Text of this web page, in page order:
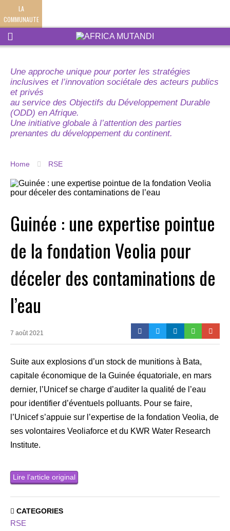
LA
COMMUNAUTE
Une approche unique pour porter les stratégies
inclusives et l’innovation sociétale des acteurs publics
et privés
au service des Objectifs du Développement Durable
(ODD) en Afrique.
Une initiative globale à l’attention des parties
prenantes du développement du continent.
Home RSE
Guinée : une expertise pointue
de la fondation Veolia pour
déceler des contaminations de
l’eau
7 août 2021
Suite aux explosions d’un stock de munitions à Bata,
capitale économique de la Guinée équatoriale, en mars
dernier, l’Unicef se charge d’auditer la qualité de l’eau
pour identifier d’éventuels polluants. Pour se faire,
l’Unicef s’appuie sur l’expertise de la fondation Veolia, de
ses volontaires Veoliaforce et du KWR Water Research
Institute.
Lire l’article original
CATEGORIES
RSE